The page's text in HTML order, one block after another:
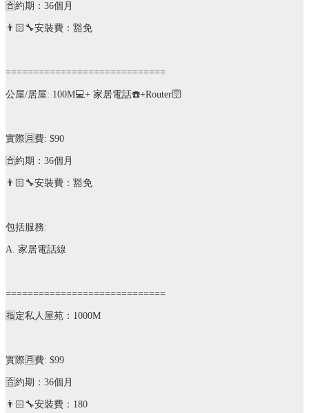
🈴️約期： 36個月
👨🏻‍🔧安裝費：豁免
=============================
公屋/居屋: 100M💻+ 家居電話☎️+Router🛜
實際 🈷️ 費: $90
🈴️約期： 36個月
👨🏻‍🔧安裝費：豁免
包括服務:
A. 家居電話線
=============================
🈯️ 定私人屋苑： 1000M
實際 🈷️ 費: $99
🈴約期： 36個月
👨🏻‍🔧安裝費： 180